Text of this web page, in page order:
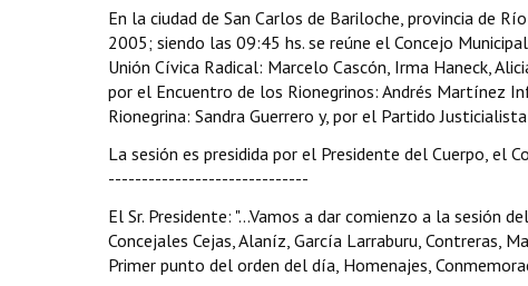
En la ciudad de San Carlos de Bariloche, provincia de
2005; siendo las 09:45 hs. se reúne el Concejo
Unión Cívica Radical: Marcelo Cascón, Irma Haneck,
por el Encuentro de los Rionegrinos: Andrés Martínez
Rionegrina: Sandra Guerrero y, por el Partido
La sesión es presidida por el Presidente del
------------------------------
El Sr. Presidente: "...Vamos a dar comienzo a la sesión
Concejales Cejas, Alaníz, García Larraburu, Contreras,
Primer punto del orden del día, Homenajes,